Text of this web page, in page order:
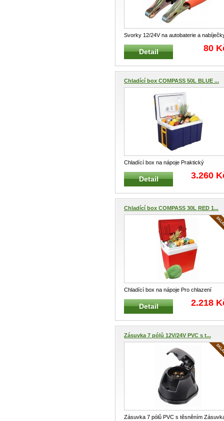
Svorky 12/24V na autobaterie a
sada 2 ks Klasické svorky-kl
Detail 80
Chladící box COMPASS 50L BLUE ...
Chladící box na nápoje Praktický
velkoobjemový box a chladnička s kol ...
Detail 3.260
Chladící box COMPASS 30L RED 1...
Chladící box na nápoje Pro chlazení
nápojů, potravin, ovoce v autě, t...
Detail 2.218
Zásuvka 7 pólů 12V/24V PVC s t...
Zásuvka 7 pólů PVC s těsněním